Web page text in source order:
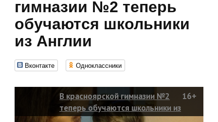
гимназии №2 теперь
обучаются школьники
из Англии
Вконтакте Одноклассники
В красноярской гимназии №2
теперь обучаются школьники из
Англии
16+